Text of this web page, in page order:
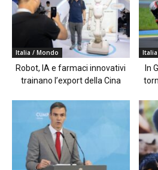
Italia / Mondo
Robot, IA e farmaci innovativi
trainano l’export della Cina
In